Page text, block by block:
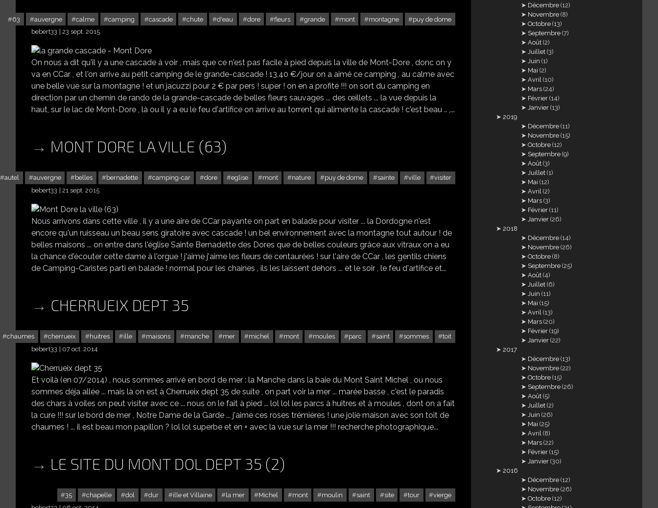
63 auvergne calme camping cascade chute d'eau dore fleurs grande mont montagne
puy de dome
bebert33
23 sept. 2015
On nous a dit qu'il y a une cascade à voir , mais que ce n'est pas facile à pied depuis la ville de Mont-Dore , donc on y
va en CCar , et l'on arrive au petit camping de le grande-cascade ! 13,40 €/jour on a aimé ce camping , au calme avec
une belle vue sur la montagne ! et un jacuzzi pour 2 € par pers ! super ! on en a profité !!! on sort du camping en
direction par un chemin de rando de la grande-cascade de belles fleurs sauvages ... des œillets ... la vue depuis la
haut, sur le lac de Mont-Dore , là ou il y a eu le feu d'artifice on arrive au torrent qui alimente la cascade ! c'est beau .. ,...
MONT DORE LA VILLE (63)
autel auvergne belles bernadette camping-car dore eglise mont nature puy de dome sainte ville
visiter
bebert33
21 sept. 2015
Nous arrivons dans cette ville , il y a une aire de CCar payante on part en balade pour visiter ... la Dordogne n'est
encore qu'un ruisseau un beau sens giratoire avec cascade ! un bel environnement avec la montagne tout autour ! de
belles maisons ... on entre dans l'église Sainte Bernadette des Dores que de belles couleurs grâce aux vitraux on a eu
la chance d'écouter cette dame à l'orgue ! j'aime j'aime les fleurs de centaurées ! sur l'aire de CCar , les gentils chiens
de Camping-Caristes parti en balade ! normal pour les chaines , ils les laissent dehors ... et le soir , le feu d'artifice et...
CHERRUEIX DEPT 35
chaumes cherrueix huitres ille maisons manche mer michel mont moules parc saint sommes
toit
bebert33
07 oct. 2014
Et voilà (en 07/2014) , nous sommes arrivé en bord de mer : la Manche dans la baie du Mont Saint Michel , ou nous
sommes déja allée ... mais là on est à Cherrueix dept 35 de suite , on part voir la mer ... marée basse , c'est le paradis
des chars à voiles on peut visiter avec ce ... nous on le fait à pied ... lol lol les parcs à huitres et à moules , dont on a fait
la cure !!! sur le bord de mer , Notre Dame de la Garde ... j'aime ces roses trémières ! une jolie maison avec son toit de
chaumes ! ... il est beau mon papillon ? lol lol superbe et en + avec la vue sur la mer !!! recherche photographique...
LE SITE DU MONT DOL DEPT 35 (2)
35 chapelle dol dur ille et Villaine la mer Michel mont moulin saint site tour
vierge
Décembre (12)
Novembre (8)
Octobre (13)
Septembre (7)
Août (2)
Juillet (3)
Juin (1)
Mai (2)
Avril (10)
Mars (24)
Février (14)
Janvier (13)
2019
Décembre (11)
Novembre (15)
Octobre (12)
Septembre (9)
Août (3)
Juillet (1)
Mai (12)
Avril (2)
Mars (3)
Février (11)
Janvier (26)
2018
Décembre (14)
Novembre (26)
Octobre (8)
Septembre (25)
Août (4)
Juillet (6)
Juin (11)
Mai (15)
Avril (13)
Mars (20)
Février (19)
Janvier (22)
2017
Décembre (13)
Novembre (22)
Octobre (15)
Septembre (26)
Août (5)
Juillet (2)
Juin (26)
Mai (25)
Avril (8)
Mars (22)
Février (15)
Janvier (30)
2016
Décembre (12)
Novembre (26)
Octobre (12)